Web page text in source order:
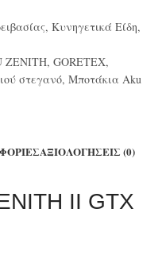
, Κυνηγετικά Είδη,
ZENITH, GORETEX,
στεγανό, Μποτάκια Aku
ΑΞΙΟΛΟΓΉΣΕΙΣ (0)
II GTX